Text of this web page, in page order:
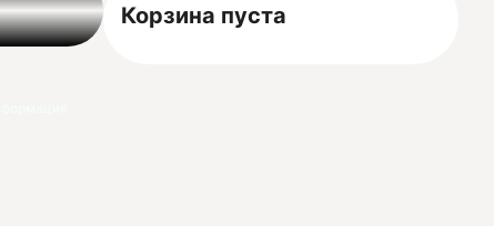
Корзина пуста